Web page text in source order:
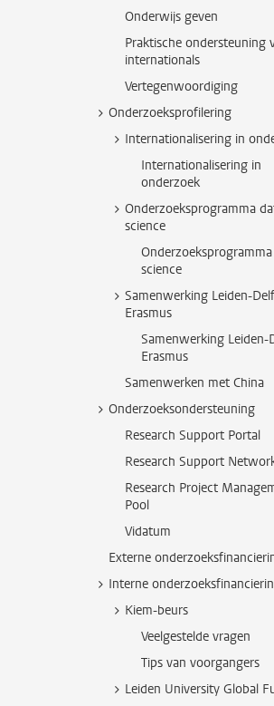
Onderwijs geven
Praktische ondersteuning
internationals
Vertegenwoordiging
Onderzoeksprofilering
Internationalisering in
Internationalisering in
onderzoek
Onderzoeksprogramma
science
science
Samenwerking Leiden-
Erasmus
Samenwerking Leiden-
Erasmus
Samenwerken met China
Onderzoeksondersteuning
Research Support Portal
Research Support
Research Project
Pool
Vidatum
Externe
Interne
Kiem-beurs
Veelgestelde vragen
Tips van voorgangers
Leiden University Global